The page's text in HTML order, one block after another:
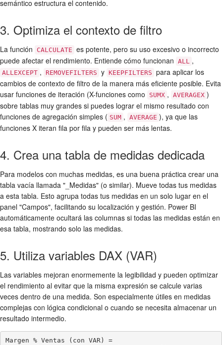
semántico estructura el contenido.
3. Optimiza el contexto de filtro
La función CALCULATE es potente, pero su uso excesivo o incorrecto
puede afectar el rendimiento. Entiende cómo funcionan ALL ,
ALLEXCEPT , REMOVEFILTERS y KEEPFILTERS para aplicar los
cambios de contexto de filtro de la manera más eficiente posible. Evita
usar funciones de iteración (X-funciones como
SUMX , AVERAGEX )
sobre tablas muy grandes si puedes lograr el mismo resultado con
funciones de agregación simples ( SUM , AVERAGE ), ya que las
funciones X iteran fila por fila y pueden ser más lentas.
4. Crea una tabla de medidas dedicada
Para modelos con muchas medidas, es una buena práctica crear una
tabla vacía llamada "_Medidas" (o similar). Mueve todas tus medidas
a esta tabla. Esto agrupa todas tus medidas en un solo lugar en el
panel "Campos", facilitando su localización y gestión. Power BI
automáticamente ocultará las columnas si todas las medidas están en
esa tabla, mostrando solo las medidas.
5. Utiliza variables DAX (VAR)
Las variables mejoran enormemente la legibilidad y pueden optimizar
el rendimiento al evitar que la misma expresión se calcule varias
veces dentro de una medida. Son especialmente útiles en medidas
complejas con lógica condicional o cuando se necesita almacenar un
resultado intermedio.
Margen % Ventas (con VAR) =